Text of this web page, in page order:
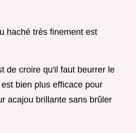
haché très finement est
de croire qu'il faut beurrer le
bien plus efficace pour
acajou brillante sans brûler